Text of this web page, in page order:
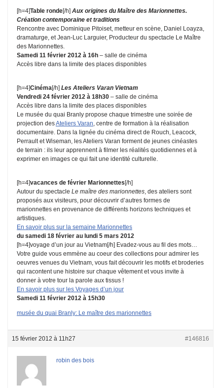
[h=4]Table ronde[/h] Aux origines du Maître des Marionnettes.
Création contemporaine et traditions
Rencontre avec Dominique Pitoiset, metteur en scène, Daniel Loayza,
dramaturge, et Jean-Luc Larguier, Producteur du spectacle Le Maître
des Marionnettes.
Samedi 11 février 2012 à 16h – salle de cinéma
Accès libre dans la limite des places disponibles
[h=4]Cinéma[/h] Les Ateliers Varan Vietnam
Vendredi 24 février 2012 à 18h30 – salle de cinéma
Accès libre dans la limite des places disponibles
Le musée du quai Branly propose chaque trimestre une soirée de
projection desAteliers Varan , centre de formation à la réalisation
documentaire. Dans la lignée du cinéma direct de Rouch, Leacock,
Perrault et Wiseman, les Ateliers Varan forment de jeunes cinéastes
de terrain : ils leur apprennent à filmer les réalités quotidiennes et à
exprimer en images ce qui fait une identité culturelle.
[h=4]vacances de février Marionnettes[/h]
Autour du spectacle Le maître des marionnettes , des ateliers sont
proposés aux visiteurs, pour découvrir d’autres formes de
marionnettes en provenance de différents horizons techniques et
artistiques.
En savoir plus sur la semaine Marionnettes
du samedi 18 février au lundi 5 mars 2012
[h=4]voyage d’un jour au Vietnam[/h] Evadez-vous au fil des mots…
Votre guide vous emmène au coeur des collections pour admirer les
oeuvres venues du Vietnam, vous fait découvrir les motifs et broderies
qui racontent une histoire sur chaque vêtement et vous invite à
donner à votre tour la parole aux tissus !
En savoir plus sur les Voyages d’un jour
Samedi 11 février 2012 à 15h30
musée du quai Branly: Le maître des marionnettes
15 février 2012 à 11h27 #146816
robin des bois